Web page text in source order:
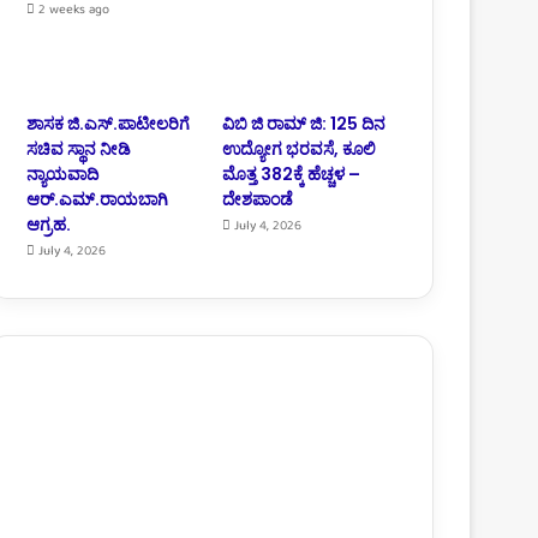
2 weeks ago
ಶಾಸಕ ಜಿ.ಎಸ್.ಪಾಟೀಲರಿಗೆ
ಸಚಿವ ಸ್ಥಾನ ನೀಡಿ
ನ್ಯಾಯವಾದಿ
ಆರ್.‌ಎಮ್.‌ರಾಯಬಾಗಿ
ಆಗ್ರಹ.
July 4, 2026
ವಿಬಿ ಜಿ ರಾಮ್ ಜಿ: 125 ದಿನ
ಉದ್ಯೋಗ ಭರವಸೆ, ಕೂಲಿ
ಮೊತ್ತ 382ಕ್ಕೆ ಹೆಚ್ಚಳ –
ದೇಶಪಾಂಡೆ
July 4, 2026